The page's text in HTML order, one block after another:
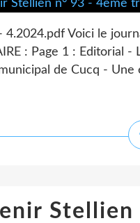
4.2024.pdf Voici le
: Page 1 : Editorial -
de Cucq -